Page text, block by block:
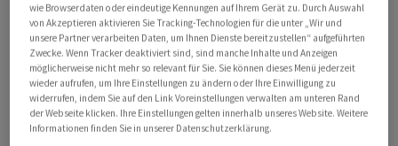
Insgesamt steigen die Zahlungen gegenüber dem
Vorjahr um 527 Millionen Franken auf 6,9 Milliarden
Franken an, wie Berechnungen des Bundes zeigen. 2026
waren es noch 6,4 Milliarden Franken. Hauptgrund für
das deutliche Wachstum sei der Anstieg des
Ressourcenausgleichs, hiess es im Bericht der
wie Browserdaten oder eindeutige Kennungen auf Ihrem Gerät zu. Durch Auswahl
von Akzeptieren aktivieren Sie Tracking-Technologien für die unter „Wir und
unsere Partner verarbeiten Daten, um Ihnen Dienste bereitzustellen“ aufgeführten
Zwecke. Wenn Tracker deaktiviert sind, sind manche Inhalte und Anzeigen
möglicherweise nicht mehr so relevant für Sie. Sie können dieses Menü jederzeit
wieder aufrufen, um Ihre Einstellungen zu ändern oder Ihre Einwilligung zu
widerrufen, indem Sie auf den Link Voreinstellungen verwalten am unteren Rand
der Webseite klicken. Ihre Einstellungen gelten innerhalb unseres Website. Weitere
Informationen finden Sie in unserer Datenschutzerklärung.